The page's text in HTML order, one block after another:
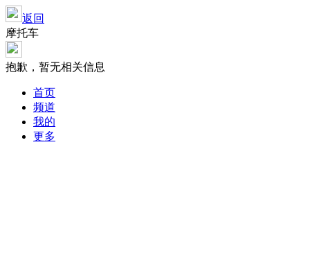
返回
摩托车
抱歉，暂无相关信息
首页
频道
我的
更多